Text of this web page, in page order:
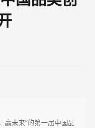
赢未来”的第一届中国品